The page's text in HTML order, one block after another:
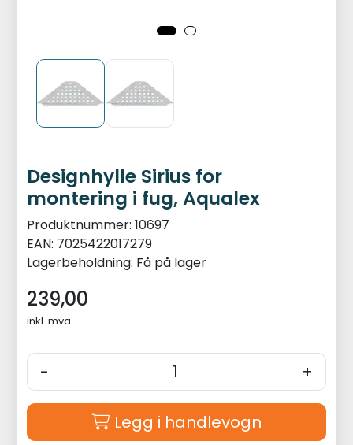
Designhylle Sirius for
montering i fug, Aqualex
Produktnummer: 10697
EAN: 7025422017279
Lagerbeholdning: Få på lager
239,00
inkl. mva.
- +
Legg i handlevogn